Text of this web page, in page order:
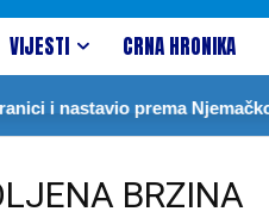
VIJESTI CRNA HRONIKA
i nastavio prema Njemačkoj
BRZINA